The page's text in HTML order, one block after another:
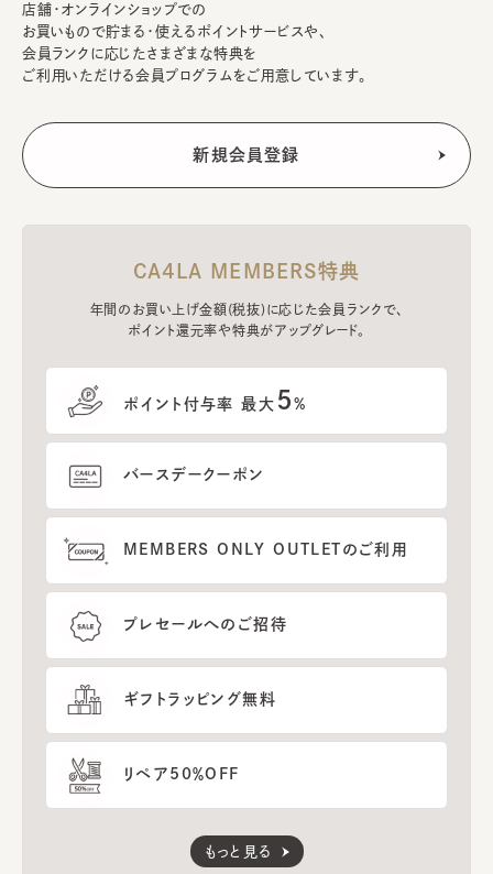
店舗・オンラインショップでの
お買いもので貯まる・使えるポイントサービスや、
会員ランクに応じたさまざまな特典を
ご利用いただける会員プログラムをご用意しています。
CA4LA MEMBERS特典
年間のお買い上げ金額(税抜)に応じた会員ランクで、
ポイント還元率や特典がアップグレード。
ポイント付与率 最大 5%
バースデークーポン
MEMBERS ONLY OUTLETのご利用
プレセールへのご招待
ギフトラッピング無料
リペア50％OFF
もっと見る